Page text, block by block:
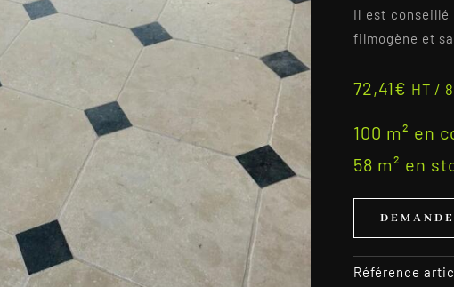
Il est conseillé
filmogène et
72,41€ HT /
100 m² en
58 m² en
Référence